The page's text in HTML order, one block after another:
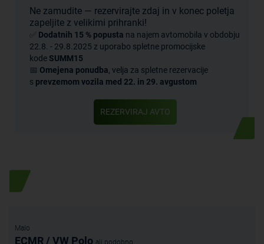
Ne zamudite — rezervirajte zdaj in v konec poletja
zapeljite z velikimi prihranki!
Dodatnih 15 % popusta na najem avtomobila v obdobju
22.8. - 29.8.2025 z uporabo spletne promocijske
kode SUMM15
📅 Omejena ponudba, velja za spletne rezervacije
s prevzemom vozila med 22. in 29. avgustom
REZERVIRAJ AVTO
Malo
ECMR / VW Polo ali podobno...